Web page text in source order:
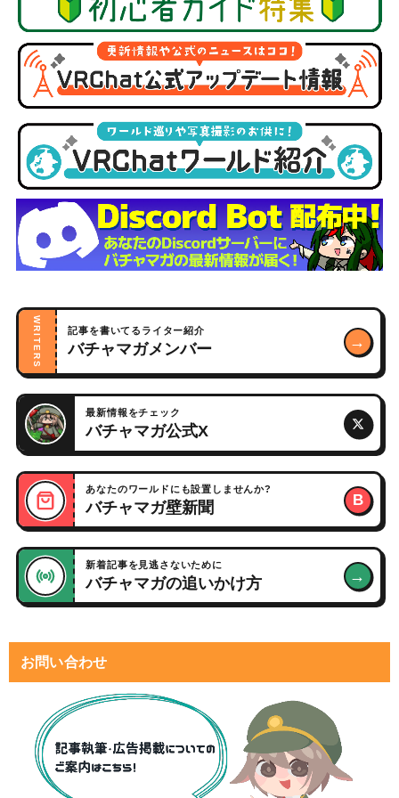
WRITERS 記事を書いてるライター紹介
バチャマガメンバー →
最新情報をチェック
バチャマガ公式X
あなたのワールドにも設置しませんか?
バチャマガ壁新聞 B
新着記事を見逃さないために
バチャマガの追いかけ方 →
お問い合わせ